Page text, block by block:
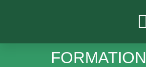
FORMATION